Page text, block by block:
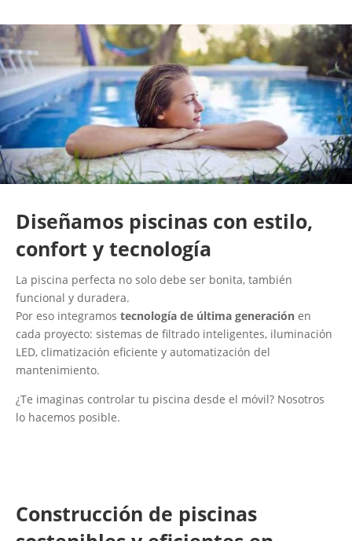
Diseñamos piscinas con estilo,
confort y tecnología
La piscina perfecta no solo debe ser bonita, también
funcional y duradera.
Por eso integramos tecnología de última generación en
cada proyecto: sistemas de filtrado inteligentes, iluminación
LED, climatización eficiente y automatización del
mantenimiento.
¿Te imaginas controlar tu piscina desde el móvil? Nosotros
lo hacemos posible.
Construcción de piscinas